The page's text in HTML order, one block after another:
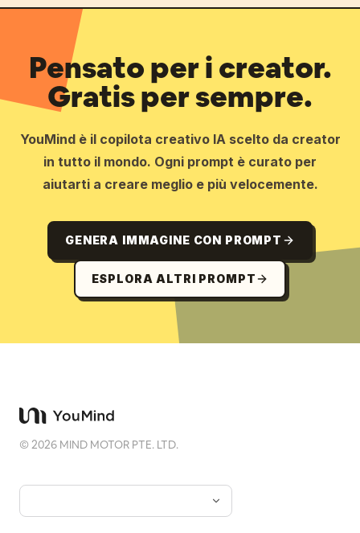
Pensato per i creator.
Gratis per sempre.
YouMind è il copilota creativo IA scelto da creator
in tutto il mondo. Ogni prompt è curato per
aiutarti a creare meglio e più velocemente.
GENERA IMMAGINE CON PROMPT
ESPLORA ALTRI PROMPT
©2026 MIND MOTOR PTE. LTD.